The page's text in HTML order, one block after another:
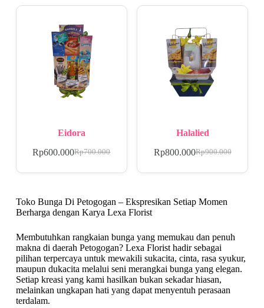
Eidora
Rp700.000
Rp600.000
Halalied
Rp900.000
Rp800.000
Toko Bunga Di Petogogan – Ekspresikan Setiap Momen
Berharga dengan Karya Lexa Florist
Membutuhkan rangkaian bunga yang memukau dan penuh
makna di daerah Petogogan? Lexa Florist hadir sebagai
pilihan terpercaya untuk mewakili sukacita, cinta, rasa syukur,
maupun dukacita melalui seni merangkai bunga yang elegan.
Setiap kreasi yang kami hasilkan bukan sekadar hiasan,
melainkan ungkapan hati yang dapat menyentuh perasaan
terdalam.